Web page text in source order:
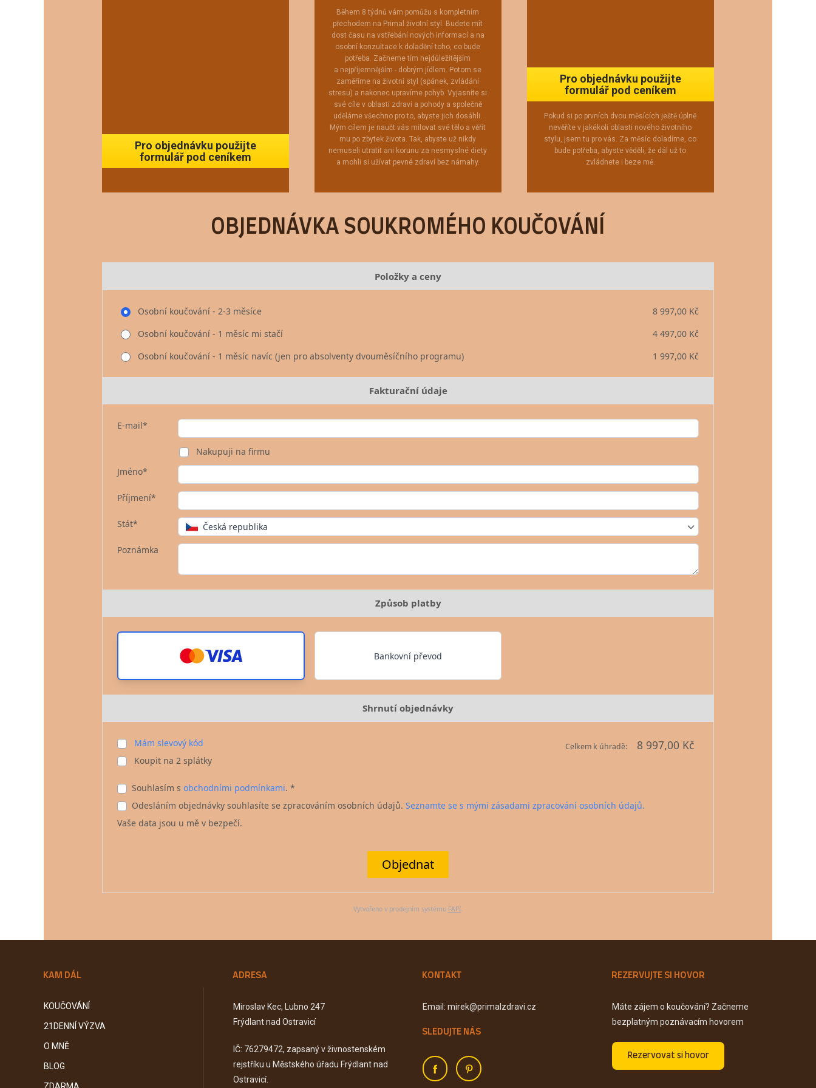
Pro objednávku použijte
formulář pod ceníkem
Během 8 týdnů vám pomůžu s kompletním
přechodem na Primal životní styl. Budete mít
dost času na vstřebání nových informací a na
osobní konzultace k doladění toho, co bude
potřeba. Začneme tím nejdůležitějším
a nejpříjemnějším - dobrým jídlem. Potom se
zaměříme na životní styl (spánek, zvládání
stresu) a nakonec upravíme pohyb. Vyjasníte si
své cíle v oblasti zdraví a pohody a společně
uděláme všechno pro to, abyste jich dosáhli.
Mým cílem je naučt vás milovat své tělo a věřit
mu po zbytek života. Tak, abyste už nikdy
nemuseli utratit ani korunu za nesmyslné diety
a mohli si užívat pevné zdraví bez námahy.
Pro objednávku použijte
formulář pod ceníkem
Pokud si po prvních dvou měsících ještě úplně
nevěříte v jakékoli oblasti nového životního
stylu, jsem tu pro vás. Za měsíc doladíme, co
bude potřeba, abyste věděli, že dál už to
zvládnete i beze mě.
OBJEDNÁVKA SOUKROMÉHO KOUČOVÁNÍ
Položky a ceny
Osobní koučování - 2-3 měsíce
8 997,00 Kč
Osobní koučování - 1 měsíc mi stačí
4 497,00 Kč
Osobní koučování - 1 měsíc navíc (jen pro absolventy dvouměsíčního programu)
1 997,00 Kč
Fakturační údaje
E-mail*
Nakupuji na firmu
Jméno*
Příjmení*
Stát*
Česká republika
Poznámka
Způsob platby
Bankovní převod
Shrnutí objednávky
Mám slevový kód
Koupit na 2 splátky
Celkem k úhradě: 8 997,00 Kč
Souhlasím s obchodními podmínkami. *
Odesláním objednávky souhlasíte se zpracováním osobních údajů. Seznamte se s mými zásadami zpracování osobních údajů.
Vaše data jsou u mě v bezpečí.
Objednat
Vytvořeno v prodejním systému FAPI.
KAM DÁL
KOUČOVÁNÍ
21DENNÍ VÝZVA
O MNĚ
BLOG
ADRESA
Miroslav Kec, Lubno 247
Frýdlant nad Ostravicí
IČ: 76279472, zapsaný v živnostenském
rejstříku u Městského úřadu Frýdlant nad
Ostravicí.
KONTAKT
Email: mirek@primalzdravi.cz
SLEDUJTE NÁS
REZERVUJTE SI HOVOR
Máte zájem o koučování? Začneme
bezplatným poznávacím hovorem
Rezervovat si hovor